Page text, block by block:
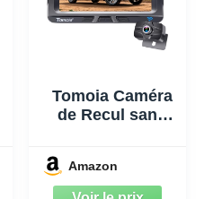
Tomoia Caméra
de Recul sans
Amazon